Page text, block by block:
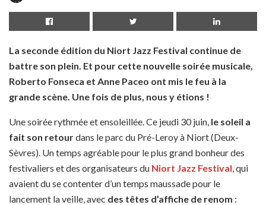
La seconde édition du Niort Jazz Festival continue de
battre son plein. Et pour cette nouvelle soirée musicale,
Roberto Fonseca et Anne Paceo ont mis le feu à la
grande scène. Une fois de plus, nous y étions !
Une soirée rythmée et ensoleillée. Ce jeudi 30 juin, le soleil a
fait son retourdans le parc du Pré-Leroy à Niort (Deux-
Sèvres). Un temps agréable pour le plus grand bonheur des
festivaliers et des organisateurs du Niort Jazz Festival, qui
avaient du se contenter d’un temps maussade pour le
lancement la veille, avec des têtes d’affiche de renom :